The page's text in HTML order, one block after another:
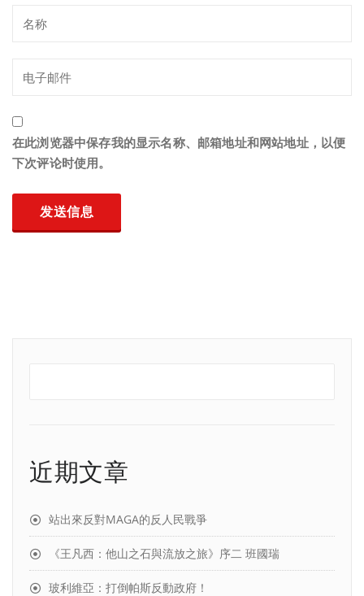
在此浏览器中保存我的显示名称、邮箱地址和网站地址，以便
下次评论时使用。
近期文章
站出來反對MAGA的反人民戰爭
《王凡西：他山之石與流放之旅》序二 班國瑞
玻利維亞：打倒帕斯反動政府！